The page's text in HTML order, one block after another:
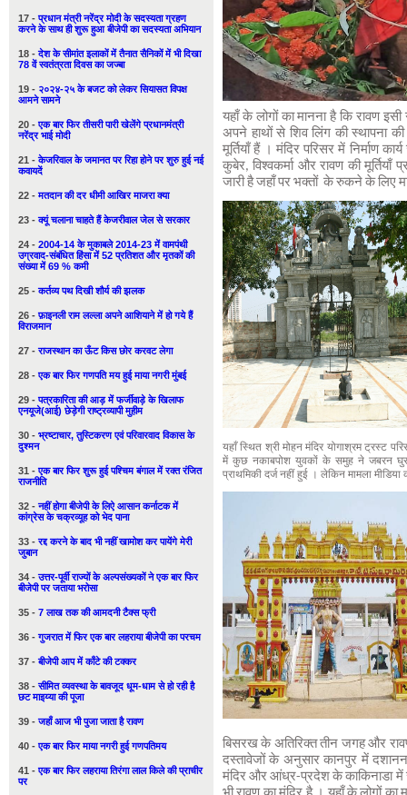
17 -प्रधान मंत्री नरेंद्र मोदी के सदस्यता ग्रहण
करने के साथ ही शुरू हुआ बीजेपी का सदस्यता अभियान
18 -देश के सीमांत इलाकों में तैनात सैनिकों में भी दिखा
78 वें स्वतंत्रता दिवस का जज्बा
19 - २०२४-२५ के बजट को लेकर सियासत विपक्ष
आमने सामने
20 -एक बार फिर तीसरी पारी खेलेंगे प्रधानमंत्री
नरेंद्र भाई मोदी
21 -केजरिवाल के जमानत पर रिहा होने पर शुरु हुई नई
कवायदें
22 -मतदान की दर धीमी आखिर माजरा क्या
23 -क्यूं चलाना चाहते हैं केजरीवाल जेल से सरकार
24 - 2004-14 के मुकाबले 2014-23 में वामपंथी
उग्रवाद-संबंधित हिंसा में 52 प्रतिशत और मृतकों की
संख्या में 69 % कमी
25 -कर्तव्य पथ दिखी शौर्य की झलक
26 -फ़ाइनली राम लल्ला अपने आशियाने में हो गये हैं
विराजमान
27 -राजस्थान का ऊँट किस छोर करवट लेगा
28 -एक बार फिर गणपति मय हुई माया नगरी मुंबई
29 -पत्रकारिता की आड़ में फर्जीवाड़े के खिलाफ
एनयूजे(आई) छेड़ेगी राष्ट्रव्यापी मुहीम
30 - भ्रष्टाचार, तुस्टिकरण एवं परिवारवाद विकास के
दुश्मन
31 -एक बार फिर शुरू हुई पश्चिम बंगाल में रक्त रंजित
राजनीति
32 -नहीं होगा बीजेपी के लिऐ आसान कर्नाटक में
कांग्रेस के चक्रव्यूह को भेद पाना
33 -रद्द करने के बाद भी नहीं खामोश कर पायेंगे मेरी
जुबान
34 -उत्तर-पूर्वी राज्यों के अल्पसंख्यकों ने एक बार फिर
बीजेपी पर जताया भरोसा
35 - 7 लाख तक की आमदनी टैक्स फ्री
36 -गुजरात में फिर एक बार लहराया बीजेपी का परचम
37 -बीजेपी आप में काँटे की टक्कर
38 -सीमित व्यवस्था के बावजूद धूम-धाम से हो रही है
छट माइय्या की पूजा
39 -जहाँ आज भी पुजा जाता है रावण
40 -एक बार फिर माया नगरी हुई गणपतिमय
41 -एक बार फिर लहराया तिरंगा लाल किले की प्राचीर
पर
यहाँ के लोगों का मानना है कि रावण इसी
अपने हाथों से शिव लिंग की स्थापना की
मूर्तियाँ हैं । मंदिर परिसर में निर्माण
कुबेर, विश्वकर्मा और रावण की मूर्तियाँ
जारी है जहाँ पर भक्तों के रुकने के लिए
यहाँ स्थित श्री मोहन मंदिर योगाश्रम ट्रस्ट
में कुछ नकाबपोश युवकों के समुह ने जबरन
प्राथमिकी दर्ज नहीं हुई । लेकिन मामला मीडिया
बिसरख के अतिरिक्त तीन जगह और
दस्तावेजों के अनुसार कानपुर में दशानन
मंदिर और आंध्र-प्रदेश के काकिनाडा में